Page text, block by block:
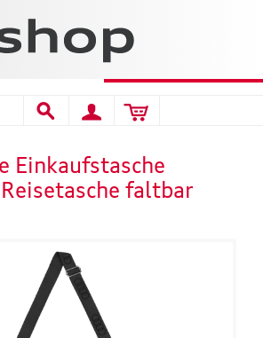
Einkaufstasche
faltbar